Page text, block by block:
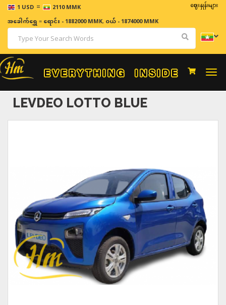
1 USD = 2110 MMK ဈေးနှုန်းများသည်
အခေါက်ရွှေ=ရောင်း - 1882000 MMK, ဝယ် - 1874000 MMK
LEVDEO LOTTO BLUE